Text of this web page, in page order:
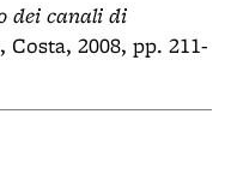
dei canali di
2008, pp. 211-